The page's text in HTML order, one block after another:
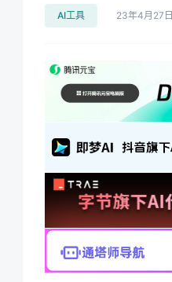
AI工具 23年4月27日